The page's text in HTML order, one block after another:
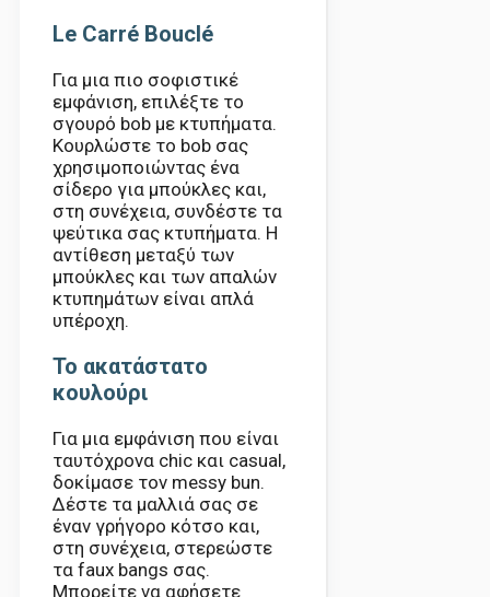
Le Carré Bouclé
Για μια πιο σοφιστικέ
εμφάνιση, επιλέξτε το
σγουρό bob με κτυπήματα.
Κουρλώστε το bob σας
χρησιμοποιώντας ένα
σίδερο για μπούκλες και,
στη συνέχεια, συνδέστε τα
ψεύτικα σας κτυπήματα. Η
αντίθεση μεταξύ των
μπούκλες και των απαλών
κτυπημάτων είναι απλά
υπέροχη.
Το ακατάστατο
κουλούρι
Για μια εμφάνιση που είναι
ταυτόχρονα chic και casual,
δοκίμασε τον messy bun.
Δέστε τα μαλλιά σας σε
έναν γρήγορο κότσο και,
στη συνέχεια, στερεώστε
τα faux bangs σας.
Μπορείτε να αφήσετε